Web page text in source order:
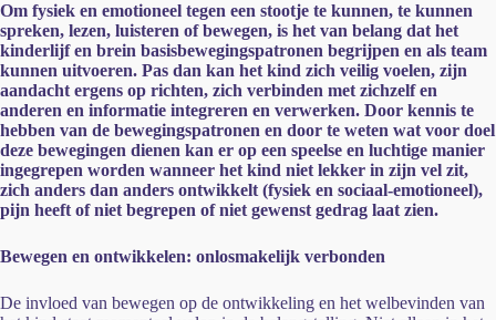
Om fysiek en emotioneel tegen een stootje te kunnen, te kunnen
spreken, lezen, luisteren of bewegen, is het van belang dat het
kinderlijf en brein basisbewegingspatronen begrijpen en als team
kunnen uitvoeren. Pas dan kan het kind zich veilig voelen, zijn
aandacht ergens op richten, zich verbinden met zichzelf en
anderen en informatie integreren en verwerken. Door kennis te
hebben van de bewegingspatronen en door te weten wat voor doel
deze bewegingen dienen kan er op een speelse en luchtige manier
ingegrepen worden wanneer het kind niet lekker in zijn vel zit,
zich anders dan anders ontwikkelt (fysiek en sociaal-emotioneel),
pijn heeft of niet begrepen of niet gewenst gedrag laat zien.
Bewegen en ontwikkelen: onlosmakelijk verbonden
De invloed van bewegen op de ontwikkeling en het welbevinden van